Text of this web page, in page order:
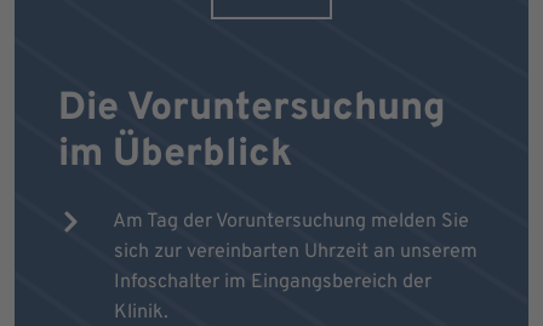
Die Voruntersuchung
im Überblick
Am Tag der Voruntersuchung melden Sie
sich zur vereinbarten Uhrzeit an unserem
Infoschalter im Eingangsbereich der
Klinik.